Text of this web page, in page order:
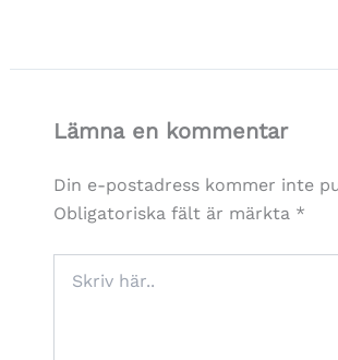
Lämna en kommentar
Din e-postadress kommer inte
Obligatoriska fält är märkta *
här..